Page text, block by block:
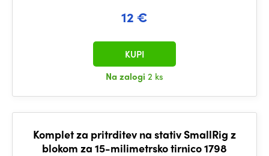
12 €
Na zalogi 2 ks
KUPI
Komplet za pritrditev na stativ SmallRig z
blokom za 15-milimetrsko tirnico 1798